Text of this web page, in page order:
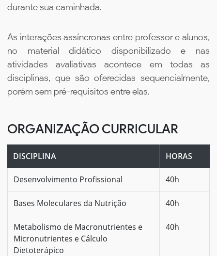
durante sua caminhada.
As interações assíncronas entre professor e alunos,
no material didático disponibilizado e nas
atividades avaliativas acontece em todas as
disciplinas, que são oferecidas sequencialmente,
porém sem pré-requisitos entre elas.
ORGANIZAÇÃO CURRICULAR
DISCIPLINA HORAS
Desenvolvimento Profissional 40h
Bases Moleculares da Nutrição 40h
Metabolismo de Macronutrientes e
Micronutrientes e Cálculo
Dietoterápico
40h